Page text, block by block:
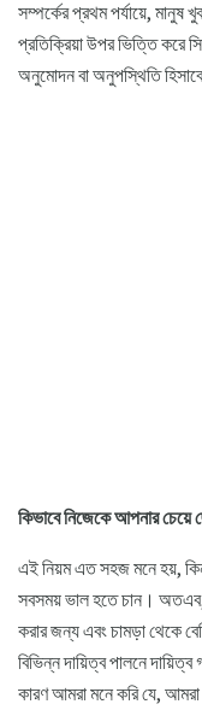
সম্পর্কের প্রথম পর্যায়ে, মানুষ
প্রতিক্রিয়া উপর ভিত্তি করে
অনুমোদন বা অনুপস্থিতি
কিভাবে নিজেকে আপনার চেয়ে
এই নিয়ম এত সহজ মনে হয়,
সবসময় ভাল হতে চান।
করার জন্য এবং চামড়া থেকে
বিভিন্ন দায়িত্ব পালনে
কারণ আমরা মনে করি যে,